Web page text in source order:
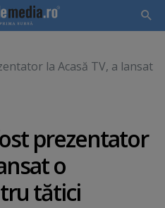
la Acasă TV, a lansat
prezentator
o
tătici